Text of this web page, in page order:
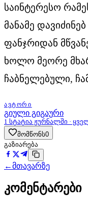
საინტერესო
მანამე
ფანჯრიდან
ხოლო მეორე
ჩაბნელებული,
ᲐᲕᲢᲝᲠᲘ
გიული გიგაური
1 სტატია ჟურნალში ·
მომწონს0
გაზიარება
←მთავარზე
კომენტარები